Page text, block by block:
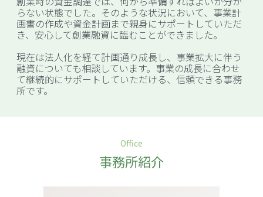
らない状態でした。そのような状況において、事業計
画書の作成や資金計画まで親身にサポートしていただ
き、安心して創業融資に臨むことができました。
現在は法人化を経て計画通り成長し、事業拡大に伴う
融資についても相談しています。事業の成長に合わせ
て継続的にサポートしていただける、信頼できる事務
所です。
Office
事務所紹介